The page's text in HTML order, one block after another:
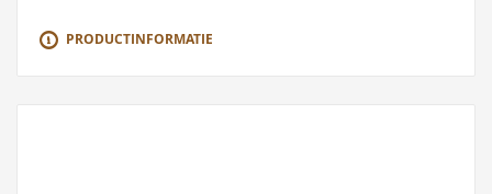
PRODUCTINFORMATIE